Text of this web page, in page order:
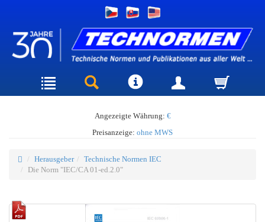
Angezeigte Währung: €
Preisanzeige: ohne MWS
Herausgeber
Technische Normen IEC
Die Norm "IEC/CA 01-ed.2.0"